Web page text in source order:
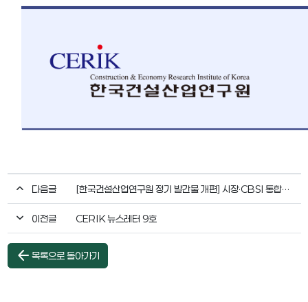
다음글 [한국건설산업연구원 정기 발간물 개편] 시장·CBSI 통합하고 법제동향 신설… “건설산업 정보 서비스 강화”
이전글 CERIK 뉴스레터 9호
arrow_back 목록으로 돌아가기